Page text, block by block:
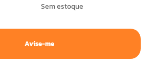
Sem estoque
Avise-me